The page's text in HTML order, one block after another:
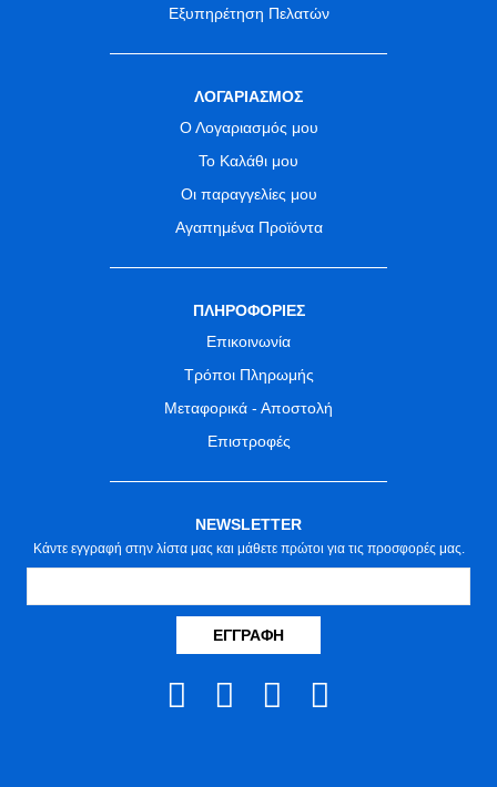
Εξυπηρέτηση Πελατών
ΛΟΓΑΡΙΑΣΜΟΣ
Ο Λογαριασμός μου
Το Καλάθι μου
Οι παραγγελίες μου
Αγαπημένα Προϊόντα
ΠΛΗΡΟΦΟΡΙΕΣ
Επικοινωνία
Τρόποι Πληρωμής
Μεταφορικά - Αποστολή
Επιστροφές
NEWSLETTER
Κάντε εγγραφή στην λίστα μας και μάθετε πρώτοι για τις προσφορές μας.
ΕΓΓΡΑΦΉ